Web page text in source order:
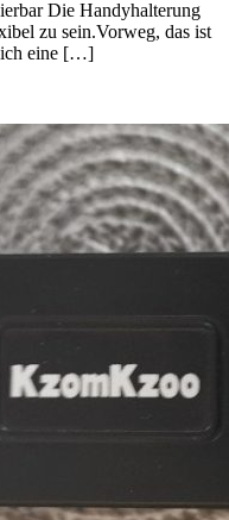
Die Handyhalterung
zu sein.Vorweg, das ist
eine […]